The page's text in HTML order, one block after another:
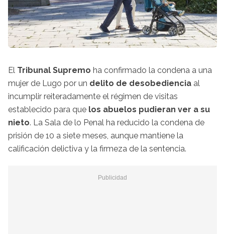
El Tribunal Supremo ha confirmado la condena a una
mujer de Lugo por un delito de desobediencia al
incumplir reiteradamente el régimen de visitas
establecido para que los abuelos pudieran ver a su
nieto. La Sala de lo Penal ha reducido la condena de
prisión de 10 a siete meses, aunque mantiene la
calificación delictiva y la firmeza de la sentencia.